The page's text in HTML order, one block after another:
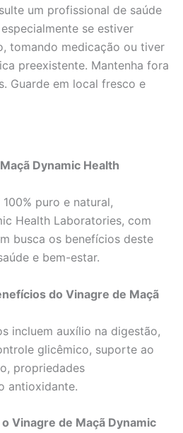
um profissional de saúde
se estiver
tomando medicação ou tiver
preexistente. Mantenha fora
Guarde em local fresco e
Dynamic Health
puro e natural,
Health Laboratories, com
busca os benefícios deste
e bem-estar.
do Vinagre de Maçã
incluem auxílio na digestão,
glicêmico, suporte ao
propriedades
antioxidante.
Vinagre de Maçã Dynamic